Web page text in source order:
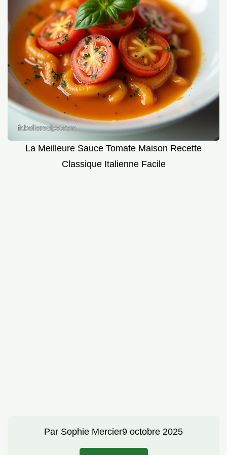
La Meilleure Sauce Tomate Maison Recette
Classique Italienne Facile
Par Sophie Mercier9 octobre 2025